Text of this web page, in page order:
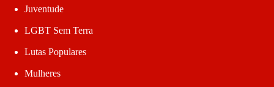
Juventude
LGBT Sem Terra
Lutas Populares
Mulheres